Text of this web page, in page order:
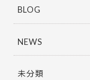
BLOG
NEWS
未分類